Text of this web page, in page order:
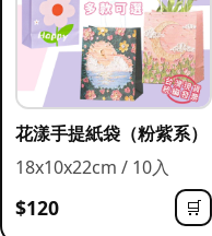
花漾手提紙袋（粉紫系）
18x10x22cm / 10入
$120 🛒